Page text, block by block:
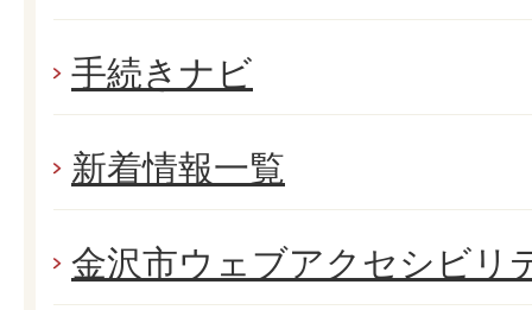
手続きナビ
新着情報一覧
金沢市ウェブアクセシビリ